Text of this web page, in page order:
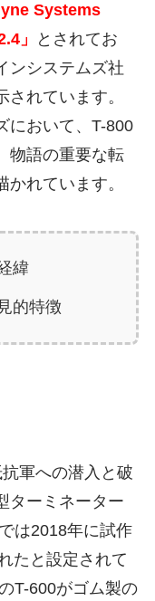
Systems
」
とされてお
ンシステムズ社
れています。
において、T-800
物語の重要な転
れています。
緯
的特徴
軍への潜入と破
ターミネーター
は2018年に試作
たと設定されて
T-600がゴム製の